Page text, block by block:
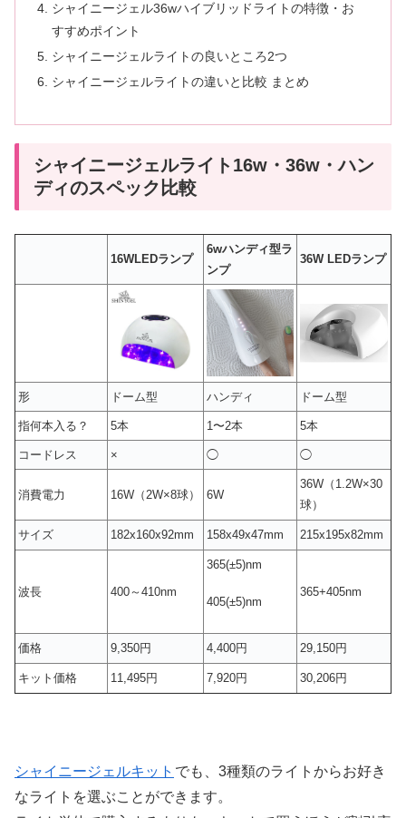
シャイニージェル36wハイブリッドライトの特徴・お
すすめポイント
シャイニージェルライトの良いところ2つ
シャイニージェルライトの違いと比較 まとめ
シャイニージェルライト16w・36w・ハン
ディのスペック比較
16WLEDランプ
6wハンディ型ラ
ンプ
36W LEDランプ
形 ドーム型 ハンディ ドーム型
指何本入る？ 5本 1〜2本 5本
コードレス × ◯ ◯
消費電力 16W（2W×8球） 6W
36W（1.2W×30
球）
サイズ 182x160x92mm 158x49x47mm 215x195x82mm
波長 400～410nm
365(±5)nm
405(±5)nm
365+405nm
価格 9,350円 4,400円 29,150円
キット価格 11,495円 7,920円 30,206円
シャイニージェルキット でも、3種類のライトからお好き
なライトを選ぶことができます。